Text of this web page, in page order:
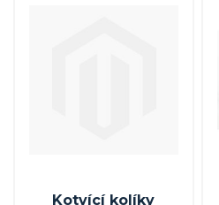
Kotvící kolíky